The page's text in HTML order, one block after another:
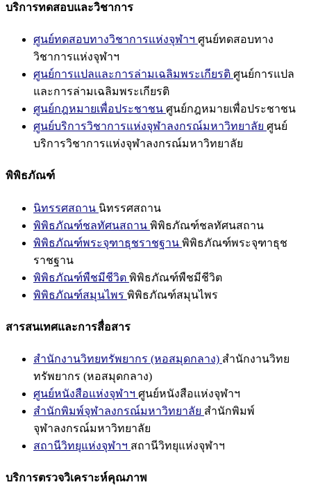
บริการทดสอบและวิชาการ
ศูนย์ทดสอบทางวิชาการแห่งจุฬาฯ ศูนย์ทดสอบทาง
วิชาการแห่งจุฬาฯ
ศูนย์การแปลและการล่ามเฉลิมพระเกียรติ ศูนย์การแปล
และการล่ามเฉลิมพระเกียรติ
ศูนย์กฎหมายเพื่อประชาชน ศูนย์กฎหมายเพื่อประชาชน
ศูนย์บริการวิชาการแห่งจุฬาลงกรณ์มหาวิทยาลัย ศูนย์
บริการวิชาการแห่งจุฬาลงกรณ์มหาวิทยาลัย
พิพิธภัณฑ์
นิทรรศสถาน นิทรรศสถาน
พิพิธภัณฑ์ชลทัศนสถาน พิพิธภัณฑ์ชลทัศนสถาน
พิพิธภัณฑ์พระจุฑาธุชราชฐาน พิพิธภัณฑ์พระจุฑาธุช
ราชฐาน
พิพิธภัณฑ์พืชมีชีวิต พิพิธภัณฑ์พืชมีชีวิต
พิพิธภัณฑ์สมุนไพร พิพิธภัณฑ์สมุนไพร
สารสนเทศและการสื่อสาร
สำนักงานวิทยทรัพยากร (หอสมุดกลาง) สำนักงานวิทย
ทรัพยากร (หอสมุดกลาง)
ศูนย์หนังสือแห่งจุฬาฯ ศูนย์หนังสือแห่งจุฬาฯ
สำนักพิมพ์จุฬาลงกรณ์มหาวิทยาลัย สำนักพิมพ์
จุฬาลงกรณ์มหาวิทยาลัย
สถานีวิทยุแห่งจุฬาฯ สถานีวิทยุแห่งจุฬาฯ
บริการตรวจวิเคราะห์คุณภาพ